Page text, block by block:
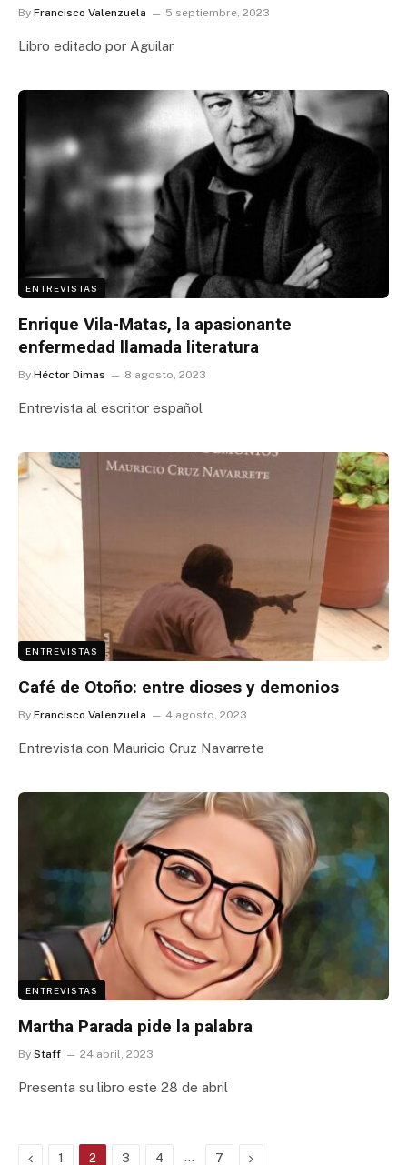
By Francisco Valenzuela 5 septiembre, 2023
Libro editado por Aguilar
ENTREVISTAS
Enrique Vila-Matas, la apasionante
enfermedad llamada literatura
By Héctor Dimas 8 agosto, 2023
Entrevista al escritor español
ENTREVISTAS
Café de Otoño: entre dioses y demonios
By Francisco Valenzuela 4 agosto, 2023
Entrevista con Mauricio Cruz Navarrete
ENTREVISTAS
Martha Parada pide la palabra
By Staff 24 abril, 2023
Presenta su libro este 28 de abril
Previous
1 2 3 4 … 7 Next